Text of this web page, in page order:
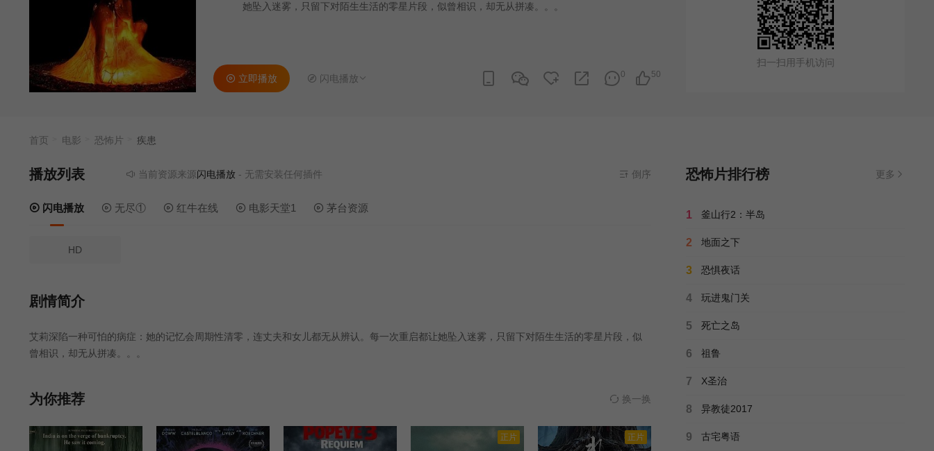
她坠入迷雾，只留下对陌生生活的零星片段，似曾相识，却无从拼凑。。。
50
0
立即播放 闪电播放
扫一扫用手机访问
首页 电影 恐怖片 疾患
播放列表 当前资源来源闪电播放- 无需安装任何插件 倒序
闪电播放 无尽① 红牛在线 电影天堂1 茅台资源
HD
剧情简介
艾莉深陷一种可怕的病症：她的记忆会周期性清零，连丈夫和女儿都无从辨认。每一次重启都让她坠入迷雾，只留下对陌生生活的零星片段，似
曾相识，却无从拼凑。。。
为你推荐 换一换
正片 正片
恐怖片排行榜 更多
1 釜山行2：半岛
2 地面之下
3 恐惧夜话
4 玩进鬼门关
5 死亡之岛
6 祖鲁
7 X圣治
8 异教徒2017
9 古宅粤语